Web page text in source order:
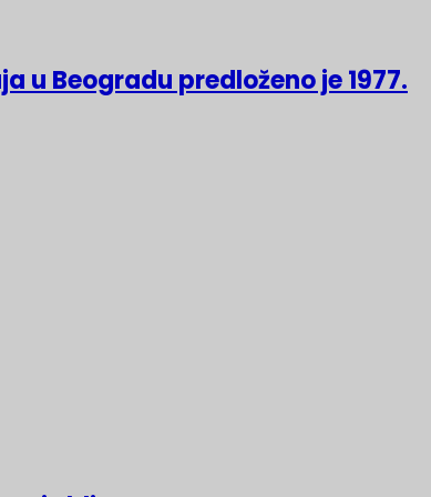
u Beogradu predloženo je 1977.